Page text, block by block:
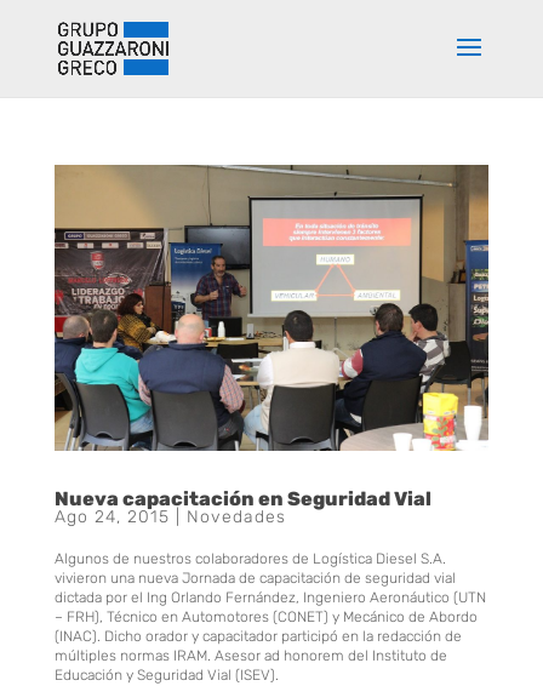
Nueva capacitación en Seguridad Vial
Ago 24, 2015 Novedades
Algunos de nuestros colaboradores de Logística Diesel S.A.
vivieron una nueva Jornada de capacitación de seguridad vial
dictada por el Ing Orlando Fernández, Ingeniero Aeronáutico (UTN
– FRH), Técnico en Automotores (CONET) y Mecánico de Abordo
(INAC). Dicho orador y capacitador participó en la redacción de
múltiples normas IRAM. Asesor ad honorem del Instituto de
Educación y Seguridad Vial (ISEV).